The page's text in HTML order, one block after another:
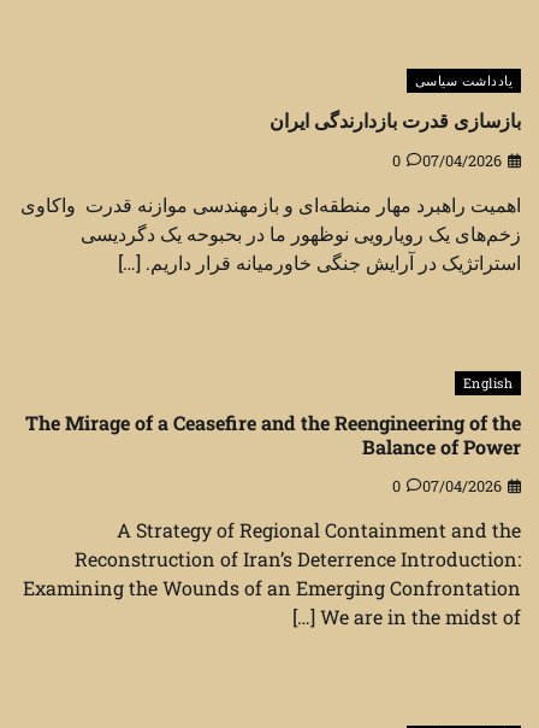
یادداشت سیاسی
بازسازی قدرت بازدارندگی ایران
07/04/2026
0
اهمیت راهبرد مهار منطقه‌ای و بازمهندسی موازنه قدرت واکاوی
زخم‌های یک رویارویی نوظهور ما در بحبوحه یک دگردیسی
استراتژیک در آرایش جنگی خاورمیانه قرار داریم. […]
English
The Mirage of a Ceasefire and the Reengineering of the
Balance of Power
07/04/2026
0
A Strategy of Regional Containment and the
Reconstruction of Iran’s Deterrence Introduction:
Examining the Wounds of an Emerging Confrontation
We are in the midst of […]